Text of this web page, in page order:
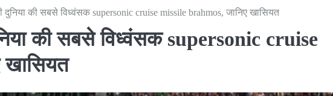
की सबसे विध्वंसक supersonic cruise missile brahmos, जानिए खासियत
की सबसे विध्वंसक supersonic cruise
खासियत